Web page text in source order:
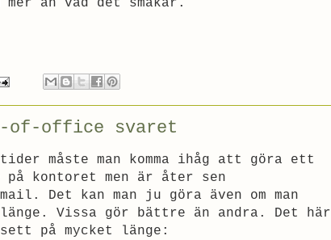
än vad det smakar.
of-office svaret
måste man komma ihåg att göra ett
kontoret men är åter sen
Det kan man ju göra även om man
Vissa gör bättre än andra. Det här
på mycket länge: